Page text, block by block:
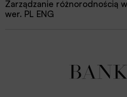
Zarządzanie różnorodnością
wer. PL ENG